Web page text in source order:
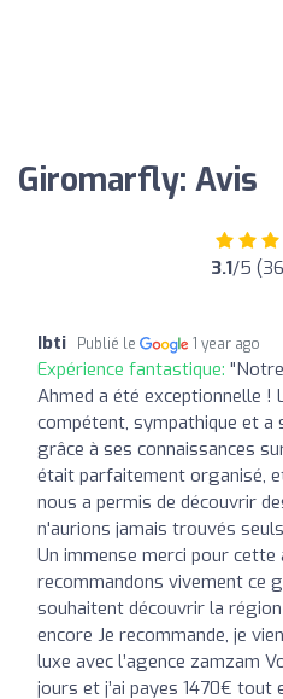
Giromarfly: Avis
3.1/5
Ibti Publié le 1 year ago
Expérience fantastique:
Ahmed a été exceptionnelle !
compétent, sympathique et a
grâce à ses connaissances
était parfaitement organisé,
nous a permis de découvrir
n'aurions jamais trouvés
Un immense merci pour
recommandons vivement ce
souhaitent découvrir la
encore Je recommande, je
luxe avec l’agence zamzam
jours et j’ai payes 1470€ tout